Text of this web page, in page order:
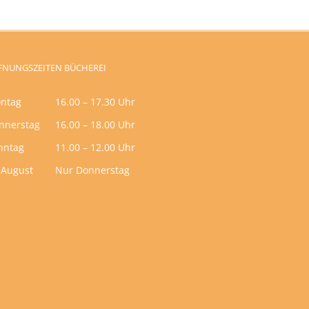
BÜCHEREI
16.00 – 17.30 Uhr
16.00 – 18.00 Uhr
11.00 – 12.00 Uhr
Nur Donnerstag